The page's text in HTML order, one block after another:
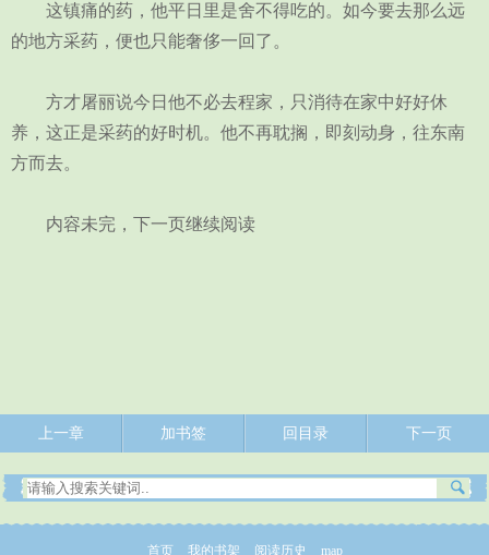
这镇痛的药，他平日里是舍不得吃的。如今要去那么远
的地方采药，便也只能奢侈一回了。
方才屠丽说今日他不必去程家，只消待在家中好好休
养，这正是采药的好时机。他不再耽搁，即刻动身，往东南
方而去。
内容未完，下一页继续阅读
上一章 加书签 回目录 下一页
首页 我的书架 阅读历史 map